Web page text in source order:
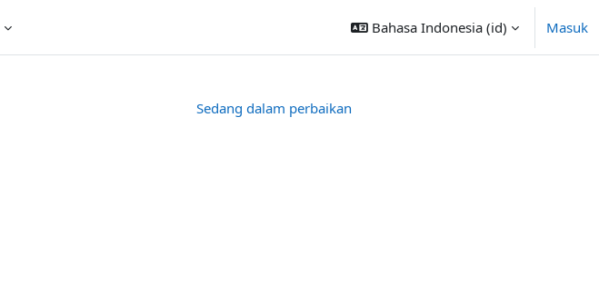
Bahasa Indonesia ‎(id)‎ Masuk
Sedang dalam perbaikan